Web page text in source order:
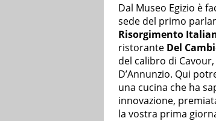
Dal Museo Egizio è
sede del primo
Risorgimento
ristorante Del
del calibro di
D’Annunzio. Qui
una cucina che ha
innovazione,
la vostra prima